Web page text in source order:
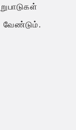
வேண்டும்.